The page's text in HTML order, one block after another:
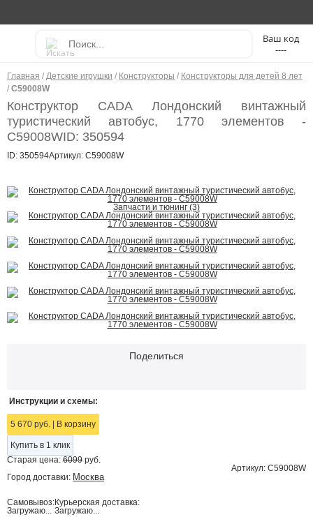
----
Главная / Детские игрушки / Конструкторы / Конструкторы для детей 8 лет
/ C59008W
Конструктор CADA Лондонский винтажный
туристический автобус, 1770 элементов -
C59008WID: 350594
ID: 350594Артикул: C59008W
Запчасти и тюнинг (3)
Поделиться
Инструкции и схемы:
5 670 руб. В корзину
Купить в 1 клик
Старая цена: 6099 руб.
Артикул: C59008W
Город доставки: Москва
Самовывоз:
Загружаю...
Курьерская доставка:
Загружаю...